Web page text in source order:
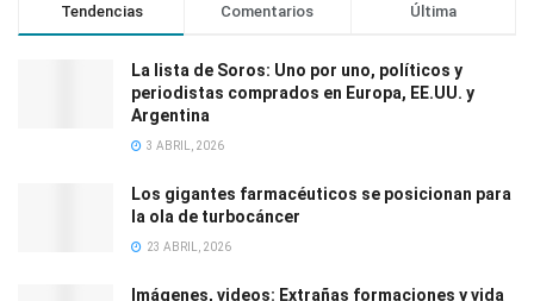
Tendencias Comentarios Última
La lista de Soros: Uno por uno, políticos y
periodistas comprados en Europa, EE.UU. y
Argentina
3 ABRIL, 2026
Los gigantes farmacéuticos se posicionan para
la ola de turbocáncer
23 ABRIL, 2026
Imágenes, videos: Extrañas formaciones y vida